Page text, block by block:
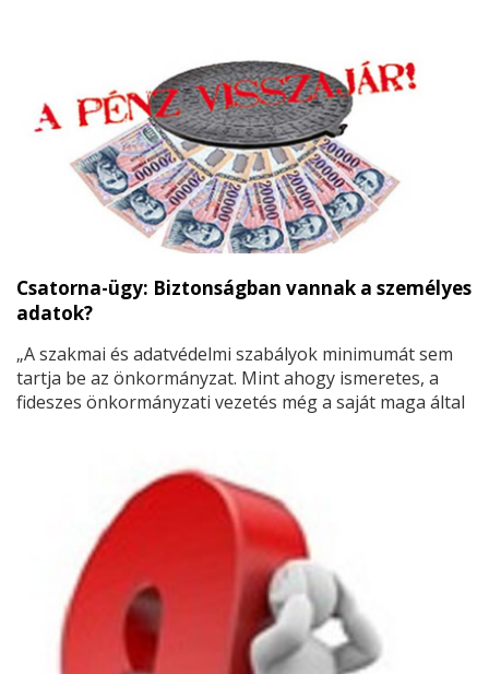
Csatorna-ügy: Biztonságban vannak a személyes
adatok?
„A szakmai és adatvédelmi szabályok minimumát sem
tartja be az önkormányzat. Mint ahogy ismeretes, a
fideszes önkormányzati vezetés még a saját maga által
mert 23 perccel később nyújtottak be egy beadványt.
Amely ezáltal érvénytelenné vált, és így nem tudta ismét
elodázni a tartozás rendezését. Vagyis 23 percen
múlott a mostani kifizetés 5000 nagykőrösi háztartás
részére!” – írja Facebook oldalán Zágráb Nándor
önkormányzati képviselő.